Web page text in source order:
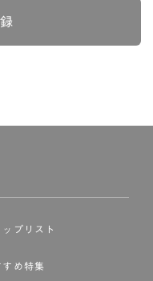
ップリスト
すめ特集